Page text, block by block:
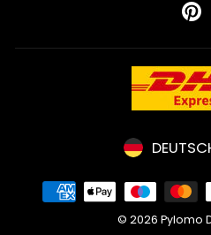
© 2026 Pylomo